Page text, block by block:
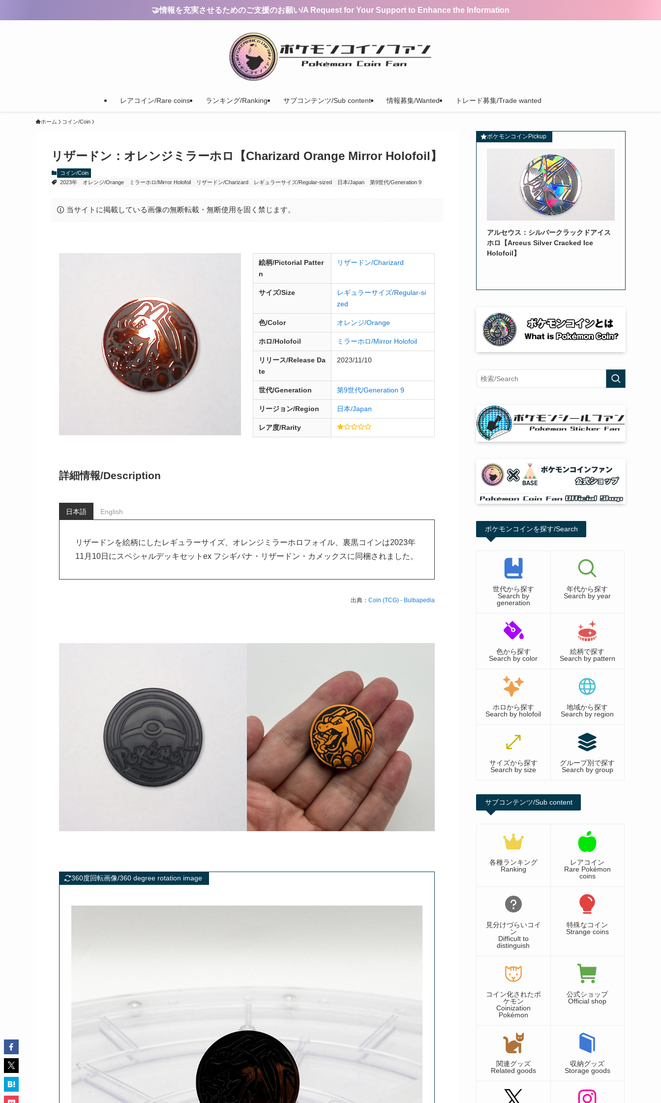
🤝情報を充実させるためのご支援のお願い/A Request for Your Support to Enhance the Information
レアコイン/Rare coins ランキング/Ranking サブコンテンツ/Sub content 情報募集/Wanted トレード募集/Trade wanted
ホーム コイン/Coin
リザードン：オレンジミラーホロ【Charizard Orange Mirror Holofoil】
コイン/Coin
2023年
オレンジ/Orange ミラーホロ/Mirror Holofoil リザードン/Charizard レギュラーサイズ/Regular-sized 日本/Japan 第9世代/Generation 9
当サイトに掲載している画像の無断転載・無断使用を固く禁じます。
絵柄/Pictorial Patter
n
リザードン/Charizard
サイズ/Size
レギュラーサイズ/Regular-si
zed
色/Color オレンジ/Orange
ホロ/Holofoil ミラーホロ/Mirror Holofoil
リリース/ReleaseDa
te
2023/11/10
世代/Generation 第9世代/Generation 9
リージョン/Region 日本/Japan
レア度/Rarity
詳細情報/Description
日本語 English
リザードンを絵柄にしたレギュラーサイズ、オレンジミラーホロフォイル、裏黒コインは2023年
11月10日にスペシャルデッキセットex フシギバナ・リザードン・カメックスに同梱されました。
出典： Coin (TCG) - Bulbapedia
360度回転画像/360 degree rotation image
ポケモンコインPickup
アルセウス：シルバークラックドアイス
ホロ【Arceus Silver Cracked Ice
Holofoil】
ポケモンコインを探す/Search
世代から探す
Search by
generation
年代から探す
Search by year
色から探す
Search by color
絵柄で探す
Search by pattern
ホロから探す
Search by holofoil
地域から探す
Search by region
サイズから探す
Search by size
グループ別で探す
Search by group
サブコンテンツ/Sub content
各種ランキング
Ranking
レアコイン
Rare Pokémon
coins
見分けづらいコイ
ン
Difficult to
distinguish
特殊なコイン
Strange coins
コイン化されたポ
ケモン
Coinization
Pokémon
公式ショップ
Official shop
関連グッズ
Related goods
収納グッズ
Storage goods